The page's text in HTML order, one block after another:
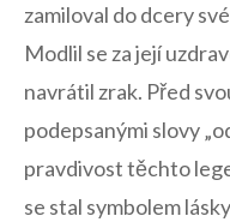
zamiloval do dcery
Modlil se za její
navrátil zrak. ​Před‌
podepsanými slovy
pravdivost těchto
se stal symbolem